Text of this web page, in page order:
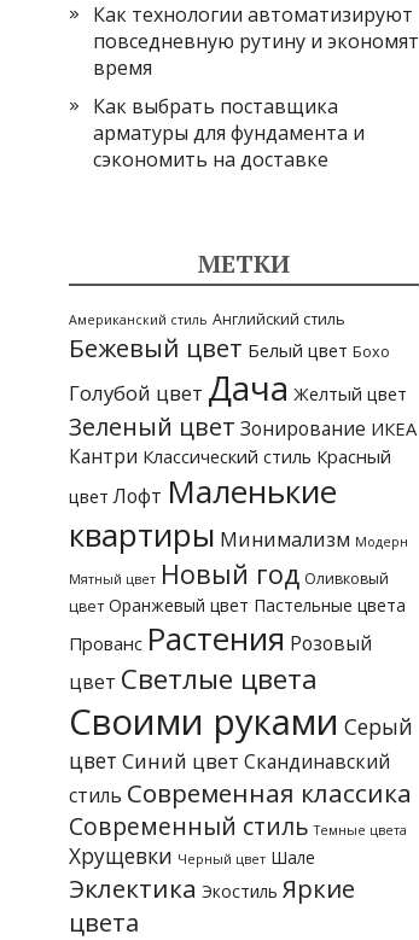
Как технологии автоматизируют
повседневную рутину и экономят
время
Как выбрать поставщика
арматуры для фундамента и
сэкономить на доставке
МЕТКИ
Американский стиль Английский стиль
Бежевый цвет Белый цвет Бохо
Голубой цвет Дача Желтый цвет
Зеленый цвет Зонирование ИКЕА
Кантри Классический стиль Красный
цвет Лофт Маленькие
квартиры Минимализм Модерн
Мятный цвет Новый год Оливковый
цвет Оранжевый цвет Пастельные цвета
Прованс Растения Розовый
цвет Светлые цвета
Своими руками Серый
цвет Синий цвет Скандинавский
стиль Современная классика
Современный стиль Темные цвета
Хрущевки Черный цвет Шале
Эклектика Экостиль Яркие
цвета